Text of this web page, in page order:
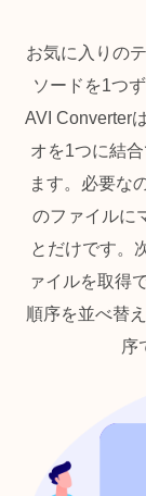
お気に入りの
ソードを1つ
AVI Converter
オを1つに結
ます。必要な
のファイルに
とだけです。
ァイルを取得
順序を並べ替
序